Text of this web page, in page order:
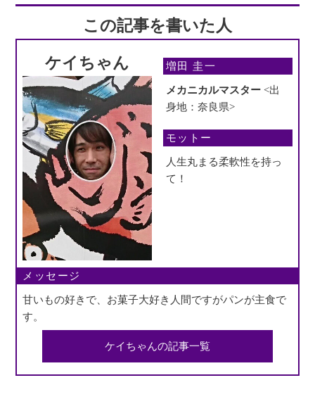
この記事を書いた人
ケイちゃん 増田 圭一
メカニカルマスター<出
身地：奈良県>
モットー
人生丸まる柔軟性を持っ
て！
メッセージ
甘いもの好きで、お菓子大好き人間ですがパンが主食で
す。
ケイちゃんの記事一覧